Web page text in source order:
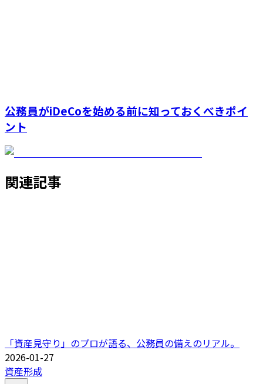
公務員がiDeCoを始める前に知っておくべきポイ
ント
関連記事
「資産見守り」のプロが語る、公務員の備えのリアル。
2026-01-27
資産形成